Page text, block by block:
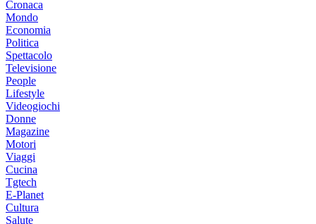
Cronaca
Mondo
Economia
Politica
Spettacolo
Televisione
People
Lifestyle
Videogiochi
Donne
Magazine
Motori
Viaggi
Cucina
Tgtech
E-Planet
Cultura
Salute